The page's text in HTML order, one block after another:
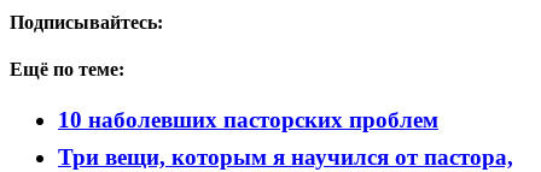
Подписывайтесь:
Ещё по теме:
10 наболевших пасторских проблем
Три вещи, которым я научился от пастора,